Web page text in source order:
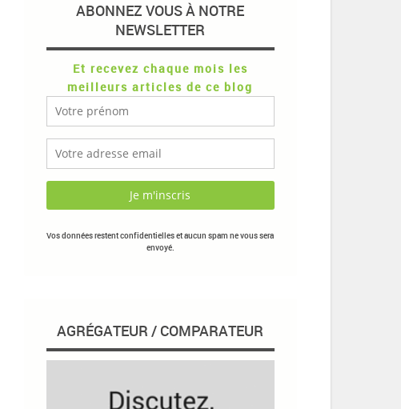
ABONNEZ VOUS À NOTRE
NEWSLETTER
Et recevez chaque mois les
meilleurs articles de ce blog
Vos données restent confidentielles et aucun spam ne vous sera
envoyé.
AGRÉGATEUR / COMPARATEUR